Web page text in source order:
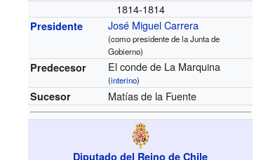
1814-1814
Presidente José Miguel Carrera
(como presidente de la Junta de
Gobierno)
Predecesor El conde de La Marquina
(interino)
Sucesor Matías de la Fuente
Diputado del Reino de Chile